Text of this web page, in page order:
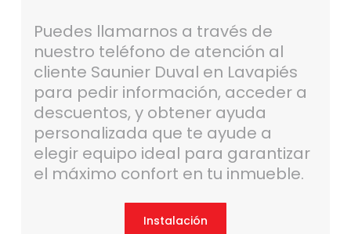
Puedes llamarnos a través de
nuestro teléfono de atención al
cliente Saunier Duval en Lavapiés
para pedir información, acceder a
descuentos, y obtener ayuda
personalizada que te ayude a
elegir equipo ideal para garantizar
el máximo confort en tu inmueble.
Instalación